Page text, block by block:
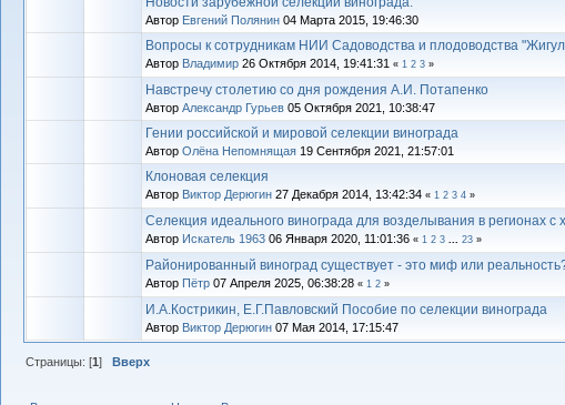
Автор Евгений Полянин 04 Марта 2015, 19:46:30
Вопросы к сотрудникам НИИ Садоводства и плодоводства
Автор Владимиp 26 Октября 2014, 19:41:31 « 1 2 3 »
Навстречу столетию со дня рождения А.И. Потапенко
Автор Александр Гурьев 05 Октября 2021, 10:38:47
Гении российской и мировой селекции винограда
Автор Олёна Непомнящая 19 Сентября 2021, 21:57:01
Клоновая селекция
Автор Виктор Дерюгин 27 Декабря 2014, 13:42:34 « 1 2 3 4 »
Селекция идеального винограда для возделывания в регионах
Автор Искатель 1963 06 Января 2020, 11:01:36 « 1 2 3 23 »
Районированный виноград существует - это миф или
Автор Пётр 07 Апреля 2025, 06:38:28 « 1 2 »
И.А.Кострикин, Е.Г.Павловский Пособие по селекции винограда
Автор Виктор Дерюгин 07 Мая 2014, 17:15:47
Страницы: [1]Вверх